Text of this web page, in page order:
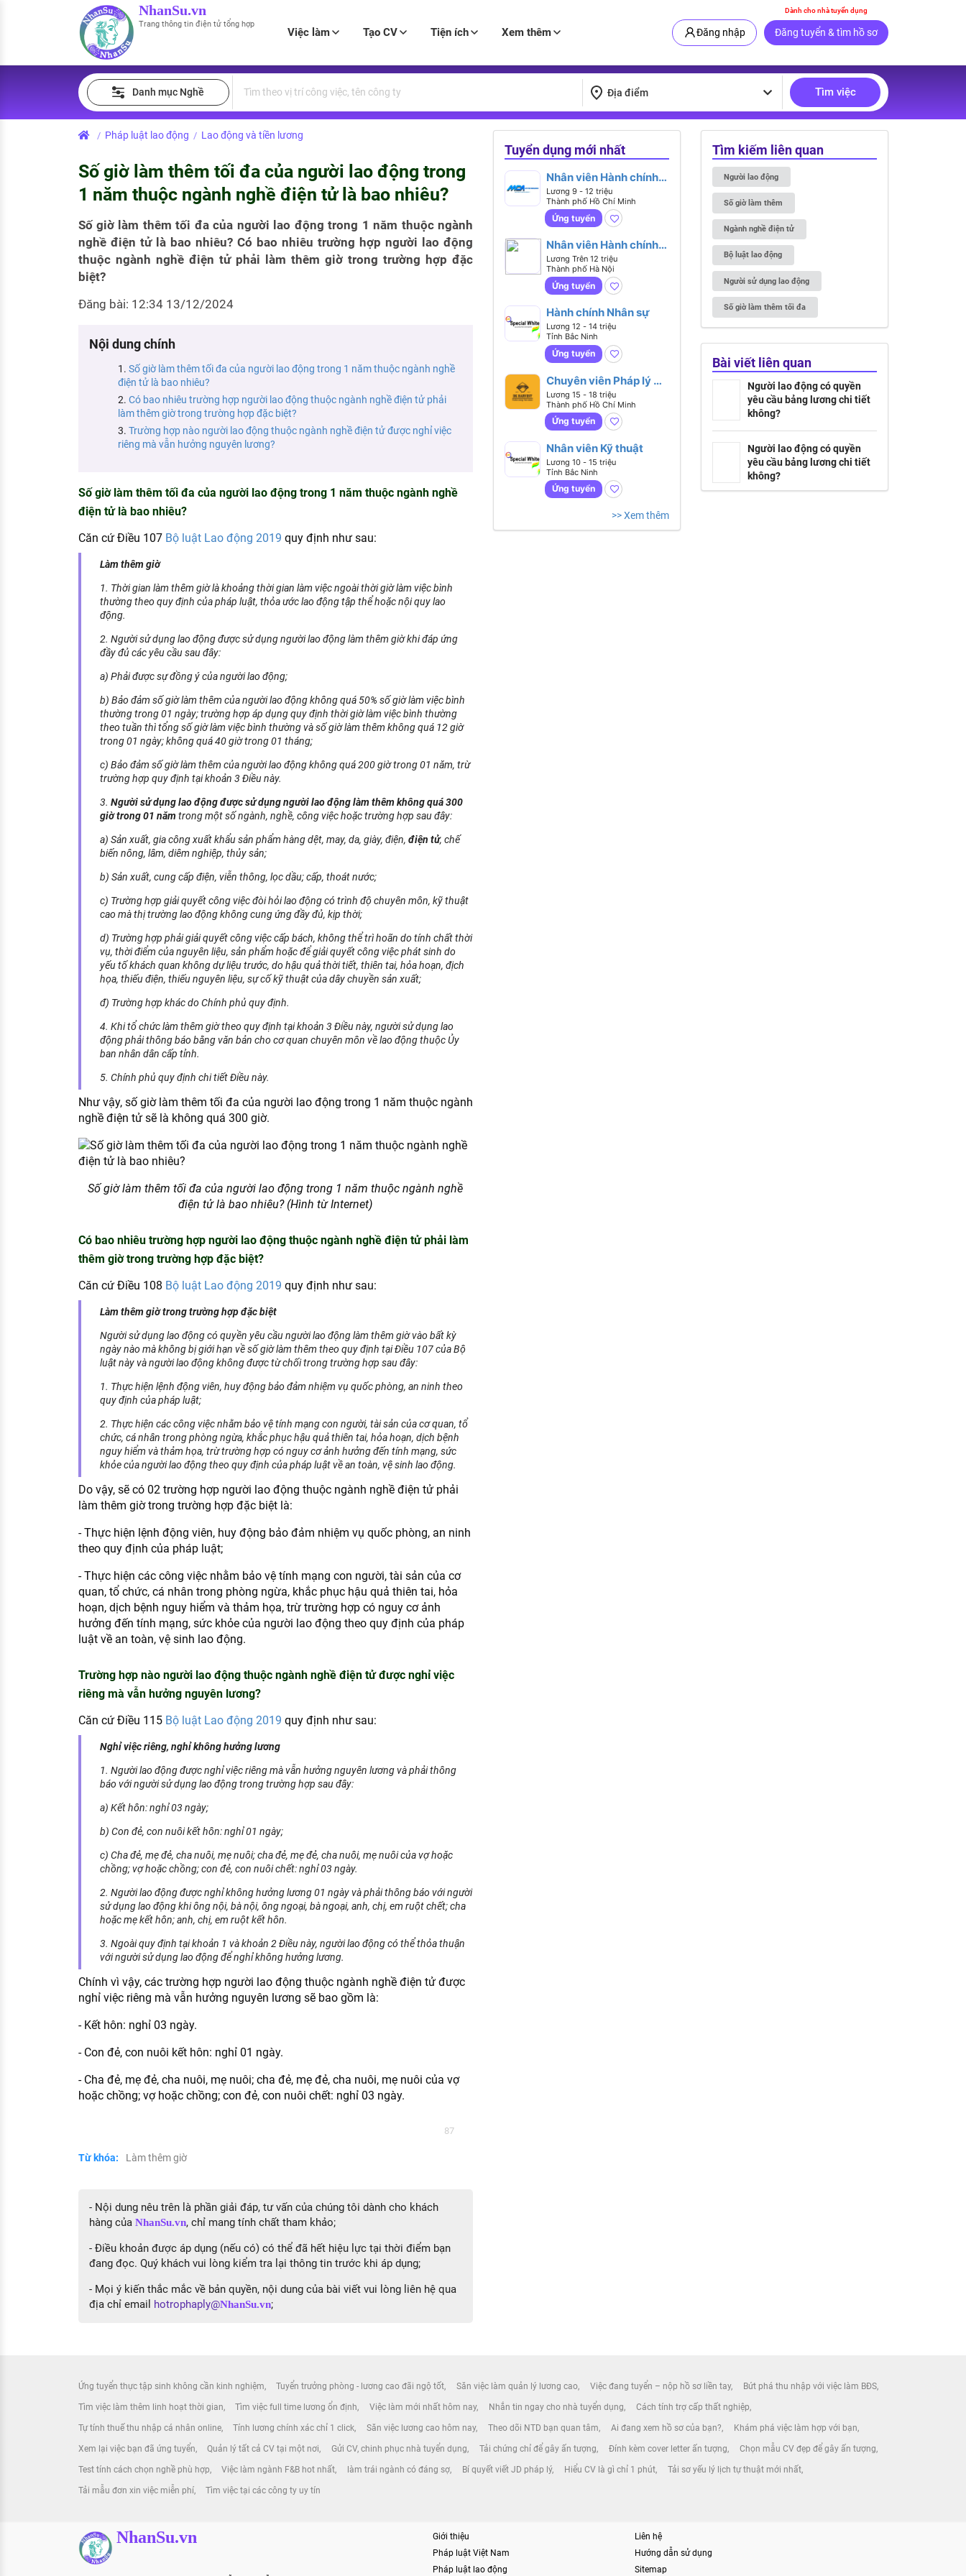
Dành cho nhà tuyển dụng
NhanSu.vn
Trang thông tin điện tử tổng hợp
Việc làm Tạo CV Tiện ích Xem thêm Đăng nhập Đăng tuyển & tìm hồ sơ
Tìm việc làm
Việc làm tốt nhất
Danh sách nhà tuyển dụng
Quản lý CV
MẪU CV THEO STYLE
Mẫu CV đơn giản
Mẫu CV hiện đại
Tính lương Gross - Net
PHÁP LUẬT VIỆT NAM
Văn bản pháp luật
Chính sách mới
Lao động và tiền lương
Thuế thu nhập
Hồ sơ biểu mẫu
Chính sách lao động
Kỹ năng nghề nghiệp
HƯỚNG NGHIỆP VIỆC LÀM
Đặc trưng từng nghề
XÂY DỰNG VÀ PHÁT TRIỂN ĐỘI NGŨ
TUYỂN DỤNG VIỆC LÀM
Danh mục Nghề Địa điểm Tìm việc
/ Pháp luật lao động / Lao động và tiền lương
Số giờ làm thêm tối đa của người lao động trong
1 năm thuộc ngành nghề điện tử là bao nhiêu?
Số giờ làm thêm tối đa của người lao động trong 1 năm thuộc ngành
nghề điện tử là bao nhiêu? Có bao nhiêu trường hợp người lao động
thuộc ngành nghề điện tử phải làm thêm giờ trong trường hợp đặc
biệt?
Đăng bài: 12:34 13/12/2024
Nội dung chính
Số giờ làm thêm tối đa của người lao động trong 1 năm thuộc ngành nghề
điện tử là bao nhiêu?
Có bao nhiêu trường hợp người lao động thuộc ngành nghề điện tử phải
làm thêm giờ trong trường hợp đặc biệt?
Trường hợp nào người lao động thuộc ngành nghề điện tử được nghỉ việc
riêng mà vẫn hưởng nguyên lương?
Số giờ làm thêm tối đa của người lao động trong 1 năm thuộc ngành nghề
điện tử là bao nhiêu?
Căn cứ Điều 107 Bộ luật Lao động 2019 quy định như sau:
Làm thêm giờ
1. Thời gian làm thêm giờ là khoảng thời gian làm việc ngoài thời giờ làm việc bình
thường theo quy định của pháp luật, thỏa ước lao động tập thể hoặc nội quy lao
động.
2. Người sử dụng lao động được sử dụng người lao động làm thêm giờ khi đáp ứng
đầy đủ các yêu cầu sau đây:
a) Phải được sự đồng ý của người lao động;
b) Bảo đảm số giờ làm thêm của người lao động không quá 50% số giờ làm việc bình
thường trong 01 ngày; trường hợp áp dụng quy định thời giờ làm việc bình thường
theo tuần thì tổng số giờ làm việc bình thường và số giờ làm thêm không quá 12 giờ
trong 01 ngày; không quá 40 giờ trong 01 tháng;
c) Bảo đảm số giờ làm thêm của người lao động không quá 200 giờ trong 01 năm, trừ
trường hợp quy định tại khoản 3 Điều này.
3. Người sử dụng lao động được sử dụng người lao động làm thêm không quá 300
giờ trong 01 năm trong một số ngành, nghề, công việc hoặc trường hợp sau đây:
a) Sản xuất, gia công xuất khẩu sản phẩm hàng dệt, may, da, giày, điện, điện tử, chế
biến nông, lâm, diêm nghiệp, thủy sản;
b) Sản xuất, cung cấp điện, viễn thông, lọc dầu; cấp, thoát nước;
c) Trường hợp giải quyết công việc đòi hỏi lao động có trình độ chuyên môn, kỹ thuật
cao mà thị trường lao động không cung ứng đầy đủ, kịp thời;
d) Trường hợp phải giải quyết công việc cấp bách, không thể trì hoãn do tính chất thời
vụ, thời điểm của nguyên liệu, sản phẩm hoặc để giải quyết công việc phát sinh do
yếu tố khách quan không dự liệu trước, do hậu quả thời tiết, thiên tai, hỏa hoạn, địch
họa, thiếu điện, thiếu nguyên liệu, sự cố kỹ thuật của dây chuyền sản xuất;
đ) Trường hợp khác do Chính phủ quy định.
4. Khi tổ chức làm thêm giờ theo quy định tại khoản 3 Điều này, người sử dụng lao
động phải thông báo bằng văn bản cho cơ quan chuyên môn về lao động thuộc Ủy
ban nhân dân cấp tỉnh.
5. Chính phủ quy định chi tiết Điều này.
Như vậy, số giờ làm thêm tối đa của người lao động trong 1 năm thuộc ngành
nghề điện tử sẽ là không quá 300 giờ.
Số giờ làm thêm tối đa của người lao động trong 1 năm thuộc ngành nghề
điện tử là bao nhiêu? (Hình từ Internet)
Có bao nhiêu trường hợp người lao động thuộc ngành nghề điện tử phải làm
thêm giờ trong trường hợp đặc biệt?
Căn cứ Điều 108 Bộ luật Lao động 2019 quy định như sau:
Làm thêm giờ trong trường hợp đặc biệt
Người sử dụng lao động có quyền yêu cầu người lao động làm thêm giờ vào bất kỳ
ngày nào mà không bị giới hạn về số giờ làm thêm theo quy định tại Điều 107 của Bộ
luật này và người lao động không được từ chối trong trường hợp sau đây:
1. Thực hiện lệnh động viên, huy động bảo đảm nhiệm vụ quốc phòng, an ninh theo
quy định của pháp luật;
2. Thực hiện các công việc nhằm bảo vệ tính mạng con người, tài sản của cơ quan, tổ
chức, cá nhân trong phòng ngừa, khắc phục hậu quả thiên tai, hỏa hoạn, dịch bệnh
nguy hiểm và thảm họa, trừ trường hợp có nguy cơ ảnh hưởng đến tính mạng, sức
khỏe của người lao động theo quy định của pháp luật về an toàn, vệ sinh lao động.
Do vậy, sẽ có 02 trường hợp người lao động thuộc ngành nghề điện tử phải
làm thêm giờ trong trường hợp đặc biệt là:
- Thực hiện lệnh động viên, huy động bảo đảm nhiệm vụ quốc phòng, an ninh
theo quy định của pháp luật;
- Thực hiện các công việc nhằm bảo vệ tính mạng con người, tài sản của cơ
quan, tổ chức, cá nhân trong phòng ngừa, khắc phục hậu quả thiên tai, hỏa
hoạn, dịch bệnh nguy hiểm và thảm họa, trừ trường hợp có nguy cơ ảnh
hưởng đến tính mạng, sức khỏe của người lao động theo quy định của pháp
luật về an toàn, vệ sinh lao động.
Trường hợp nào người lao động thuộc ngành nghề điện tử được nghỉ việc
riêng mà vẫn hưởng nguyên lương?
Căn cứ Điều 115 Bộ luật Lao động 2019 quy định như sau:
Nghỉ việc riêng, nghỉ không hưởng lương
1. Người lao động được nghỉ việc riêng mà vẫn hưởng nguyên lương và phải thông
báo với người sử dụng lao động trong trường hợp sau đây:
a) Kết hôn: nghỉ 03 ngày;
b) Con đẻ, con nuôi kết hôn: nghỉ 01 ngày;
c) Cha đẻ, mẹ đẻ, cha nuôi, mẹ nuôi; cha đẻ, mẹ đẻ, cha nuôi, mẹ nuôi của vợ hoặc
chồng; vợ hoặc chồng; con đẻ, con nuôi chết: nghỉ 03 ngày.
2. Người lao động được nghỉ không hưởng lương 01 ngày và phải thông báo với người
sử dụng lao động khi ông nội, bà nội, ông ngoại, bà ngoại, anh, chị, em ruột chết; cha
hoặc mẹ kết hôn; anh, chị, em ruột kết hôn.
3. Ngoài quy định tại khoản 1 và khoản 2 Điều này, người lao động có thể thỏa thuận
với người sử dụng lao động để nghỉ không hưởng lương.
Chính vì vậy, các trường hợp người lao động thuộc ngành nghề điện tử được
nghỉ việc riêng mà vẫn hưởng nguyên lương sẽ bao gồm là:
- Kết hôn: nghỉ 03 ngày.
- Con đẻ, con nuôi kết hôn: nghỉ 01 ngày.
- Cha đẻ, mẹ đẻ, cha nuôi, mẹ nuôi; cha đẻ, mẹ đẻ, cha nuôi, mẹ nuôi của vợ
hoặc chồng; vợ hoặc chồng; con đẻ, con nuôi chết: nghỉ 03 ngày.
87
Từ khóa: Làm thêm giờ
- Nội dung nêu trên là phần giải đáp, tư vấn của chúng tôi dành cho khách
hàng của NhanSu.vn, chỉ mang tính chất tham khảo;
- Điều khoản được áp dụng (nếu có) có thể đã hết hiệu lực tại thời điểm bạn
đang đọc. Quý khách vui lòng kiểm tra lại thông tin trước khi áp dụng;
- Mọi ý kiến thắc mắc về bản quyền, nội dung của bài viết vui lòng liên hệ qua
địa chỉ email hotrophaply@NhanSu.vn;
Tuyển dụng mới nhất
Nhân viên Hành chính
Nhân sự (Kinh Nghiệm
Từ 1 Năm - Làm Việc
Tại HCM)
Lương 9 - 12 triệu
Thành phố Hồ Chí Minh
Ứng tuyển
Nhân viên Hành chính
Nhân sự (Lương 12
Triệu - Hà Đông, Hà
Nội)
Lương Trên 12 triệu
Thành phố Hà Nội
Ứng tuyển
Hành chính Nhân sự
Lương 12 - 14 triệu
Tỉnh Bắc Ninh
Ứng tuyển
Chuyên viên Pháp lý &
Công Bố Sản Phẩm
Lương 15 - 18 triệu
Thành phố Hồ Chí Minh
Ứng tuyển
Nhân viên Kỹ thuật
Lương 10 - 15 triệu
Tỉnh Bắc Ninh
Ứng tuyển
>> Xem thêm
Tìm kiếm liên quan
Người lao động
Số giờ làm thêm
Ngành nghề điện tử
Bộ luật lao động
Người sử dụng lao động
Số giờ làm thêm tối đa
Bài viết liên quan
Người lao động có quyền
yêu cầu bảng lương chi tiết
không?
Người lao động có quyền
yêu cầu bảng lương chi tiết
không?
Ứng tuyển thực tập sinh không cần kinh nghiệm Tuyển trưởng phòng - lương cao đãi ngộ tốt Săn việc làm quản lý lương cao Việc đang tuyển – nộp hồ sơ liền tay Bứt phá thu nhập với việc làm BĐS
Tìm việc làm thêm linh hoạt thời gian Tìm việc full time lương ổn định Việc làm mới nhất hôm nay Nhắn tin ngay cho nhà tuyển dụng Cách tính trợ cấp thất nghiệp
Tự tính thuế thu nhập cá nhân online Tính lương chính xác chỉ 1 click Săn việc lương cao hôm nay Theo dõi NTD bạn quan tâm Ai đang xem hồ sơ của bạn? Khám phá việc làm hợp với bạn
Xem lại việc bạn đã ứng tuyển Quản lý tất cả CV tại một nơi Gửi CV, chinh phục nhà tuyển dụng Tải chứng chỉ để gây ấn tượng Đính kèm cover letter ấn tượng Chọn mẫu CV đẹp để gây ấn tượng
Test tính cách chọn nghề phù hợp Việc làm ngành F&B hot nhất làm trái ngành có đáng sợ Bí quyết viết JD pháp lý Hiểu CV là gì chỉ 1 phút Tải sơ yếu lý lịch tự thuật mới nhất
Tải mẫu đơn xin việc miễn phí Tìm việc tại các công ty uy tín
NhanSu.vn
Giới thiệu
Pháp luật Việt Nam
Pháp luật lao động
Liên hệ
Hướng dẫn sử dụng
Sitemap